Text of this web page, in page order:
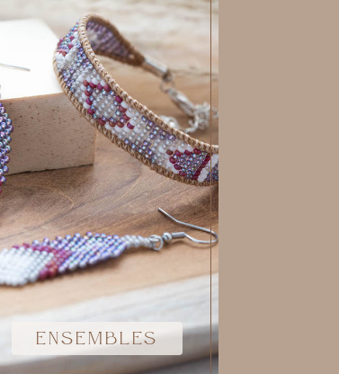
ENSEMBLES